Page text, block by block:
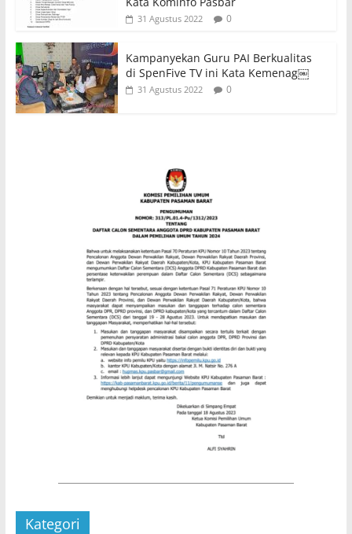
31 Agustus 2022 0
Kampanyekan Guru PAI Berkualitas
di SpenFive TV ini Kata Kemenag￼
31 Agustus 2022 0
Kategori